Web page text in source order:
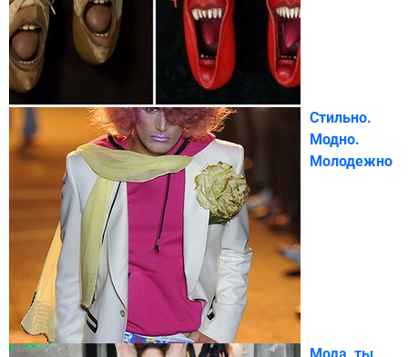
Стильно.
Модно.
Молодежно